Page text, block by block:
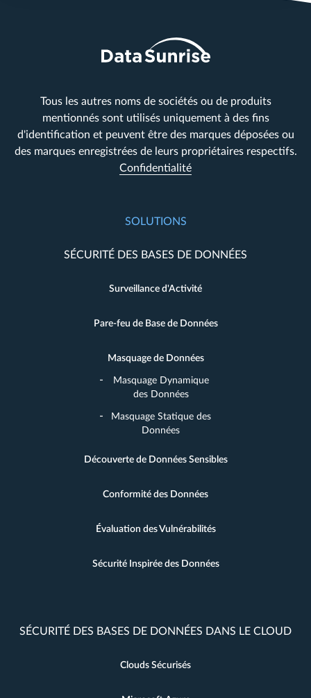
Tous les autres noms de sociétés ou de produits
mentionnés sont utilisés uniquement à des fins
d'identification et peuvent être des marques déposées ou
des marques enregistrées de leurs propriétaires respectifs.
Confidentialité
SOLUTIONS
SÉCURITÉ DES BASES DE DONNÉES
Surveillance d'Activité
Pare-feu de Base de Données
Masquage de Données
Masquage Dynamique
des Données
Masquage Statique des
Données
Découverte de Données Sensibles
Conformité des Données
Évaluation des Vulnérabilités
Sécurité Inspirée des Données
SÉCURITÉ DES BASES DE DONNÉES DANS LE CLOUD
Clouds Sécurisés